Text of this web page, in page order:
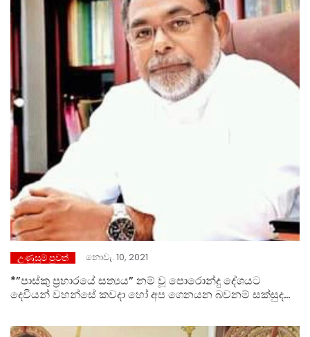
උණුසුම් පුවත් නොවැ. 10, 2021
*”පාස්කු ප්‍රහාරයේ සත්‍යය” නම් වූ පොරොන්දු දේශයට
දෙවියන් වහන්සේ කවදා හෝ අප ගෙනයන බවනම් සක්සුදක්